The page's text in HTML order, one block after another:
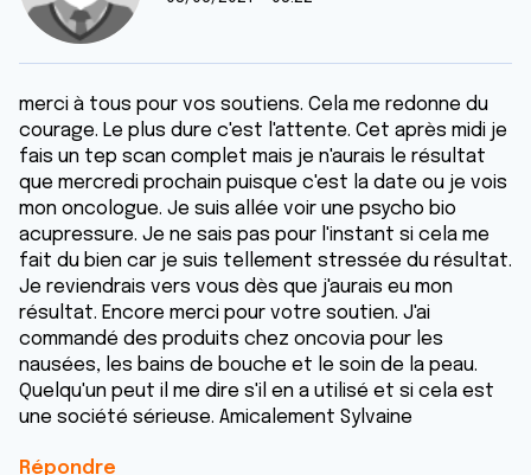
merci à tous pour vos soutiens. Cela me redonne du
courage. Le plus dure c'est l'attente. Cet après midi je
fais un tep scan complet mais je n'aurais le résultat
que mercredi prochain puisque c'est la date ou je vois
mon oncologue. Je suis allée voir une psycho bio
acupressure. Je ne sais pas pour l'instant si cela me
fait du bien car je suis tellement stressée du résultat.
Je reviendrais vers vous dès que j'aurais eu mon
résultat. Encore merci pour votre soutien. J'ai
commandé des produits chez oncovia pour les
nausées, les bains de bouche et le soin de la peau.
Quelqu'un peut il me dire s'il en a utilisé et si cela est
une société sérieuse. Amicalement Sylvaine
Répondre